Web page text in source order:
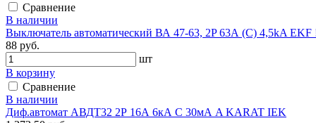
Сравнение
В наличии
Выключатель автоматический ВА 47-63, 2P 63А (C) 4,5kA EKF
88 руб.
шт
В корзину
Сравнение
В наличии
Диф.автомат АВДТ32 2Р 16А 6кА С 30мА A KARAT IEK